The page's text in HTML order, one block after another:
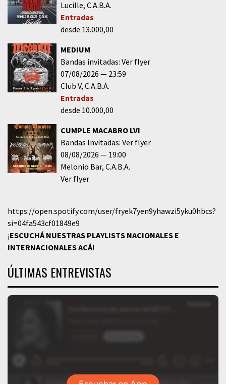
Lucille C.A.B.A.
Entradas
desde 13.000,00
MEDIUM
Bandas invitadas: Ver flyer
07/08/2026
23:59
Club V C.A.B.A.
Entradas
desde 10.000,00
CUMPLE MACABRO LVI
Bandas Invitadas: Ver flyer
08/08/2026
19:00
Melonio Bar C.A.B.A.
Ver flyer
https://open.spotify.com/user/fryek7yen9yhawzi5yku0hbcs?
si=04fa543cf01849e9
¡ESCUCHÁ NUESTRAS PLAYLISTS NACIONALES E
INTERNACIONALESACÁ!
ÚLTIMAS ENTREVISTAS